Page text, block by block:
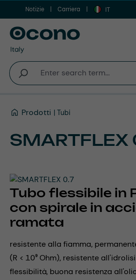
Vai al contenuto principale
Notizie Carriera IT
Prodotti Tubi
SMARTFLEX
Tubo flessibile in
con spirale in
ramata
resistente alla fiamma,
(R < 10⁹ Ohm), resistente
flessibilità, buona resistenza